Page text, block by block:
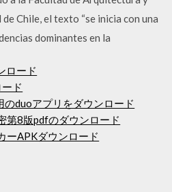
Chile, el texto “se inicia con una
dominantes en la
ロード
ド
duoアプリをダウンロード
第8版pdfのダウンロード
ーAPKダウンロード